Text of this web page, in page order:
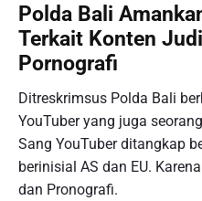
Polda Bali
Terkait Konten
Pornografi
Ditreskrimsus Polda Bali
YouTuber yang juga
Sang YouTuber ditangkap
berinisial AS dan EU.
dan Pronografi.